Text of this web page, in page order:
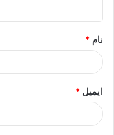
*
نام *
ایمیل *